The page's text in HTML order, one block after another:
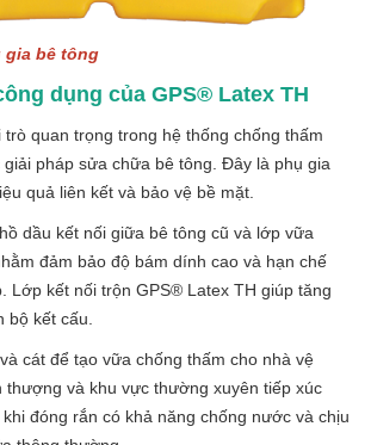
gia bê tông
dụng của GPS® Latex TH
trò quan trọng trong hệ thống chống thấm
giải pháp sửa chữa bê tông. Đây là phụ gia
quả liên kết và bảo vệ bề mặt.
dầu kết nối giữa bê tông cũ và lớp vữa
đảm bảo độ bám dính cao và hạn chế
Lớp kết nối trộn GPS® Latex TH giúp tăng
bộ kết cấu.
cát để tạo vữa chống thấm cho nhà vệ
thượng và khu vực thường xuyên tiếp xúc
đóng rắn có khả năng chống nước và chịu